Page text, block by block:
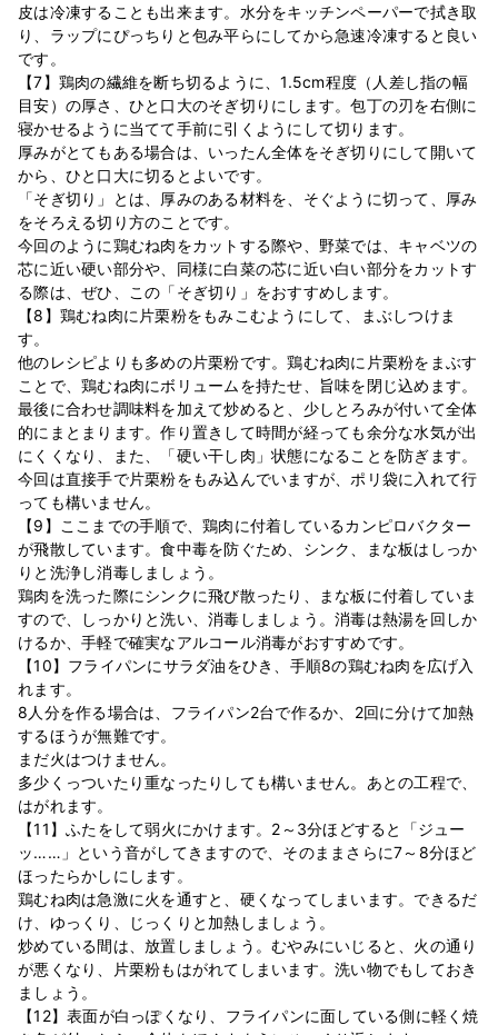
皮は冷凍することも出来ます。水分をキッチンペーパーで拭き取
り、ラップにぴっちりと包み平らにしてから急速冷凍すると良い
です。
【7】鶏肉の繊維を断ち切るように、1.5cm程度（人差し指の幅
目安）の厚さ、ひと口大のそぎ切りにします。包丁の刃を右側に
寝かせるように当てて手前に引くようにして切ります。
厚みがとてもある場合は、いったん全体をそぎ切りにして開いて
から、ひと口大に切るとよいです。
「そぎ切り」とは、厚みのある材料を、そぐように切って、厚み
をそろえる切り方のことです。
今回のように鶏むね肉をカットする際や、野菜では、キャベツの
芯に近い硬い部分や、同様に白菜の芯に近い白い部分をカットす
る際は、ぜひ、この「そぎ切り」をおすすめします。
【8】鶏むね肉に片栗粉をもみこむようにして、まぶしつけま
す。
他のレシピよりも多めの片栗粉です。鶏むね肉に片栗粉をまぶす
ことで、鶏むね肉にボリュームを持たせ、旨味を閉じ込めます。
最後に合わせ調味料を加えて炒めると、少しとろみが付いて全体
的にまとまります。作り置きして時間が経っても余分な水気が出
にくくなり、また、「硬い干し肉」状態になることを防ぎます。
今回は直接手で片栗粉をもみ込んでいますが、ポリ袋に入れて行
っても構いません。
【9】ここまでの手順で、鶏肉に付着しているカンピロバクター
が飛散しています。食中毒を防ぐため、シンク、まな板はしっか
りと洗浄し消毒しましょう。
鶏肉を洗った際にシンクに飛び散ったり、まな板に付着していま
すので、しっかりと洗い、消毒しましょう。消毒は熱湯を回しか
けるか、手軽で確実なアルコール消毒がおすすめです。
【10】フライパンにサラダ油をひき、手順8の鶏むね肉を広げ入
れます。
8人分を作る場合は、フライパン2台で作るか、2回に分けて加熱
するほうが無難です。
まだ火はつけません。
多少くっついたり重なったりしても構いません。あとの工程で、
はがれます。
【11】ふたをして弱火にかけます。2～3分ほどすると「ジュー
ッ……」という音がしてきますので、そのままさらに7～8分ほど
ほったらかしにします。
鶏むね肉は急激に火を通すと、硬くなってしまいます。できるだ
け、ゆっくり、じっくりと加熱しましょう。
炒めている間は、放置しましょう。むやみにいじると、火の通り
が悪くなり、片栗粉もはがれてしまいます。洗い物でもしておき
ましょう。
【12】表面が白っぽくなり、フライパンに面している側に軽く焼